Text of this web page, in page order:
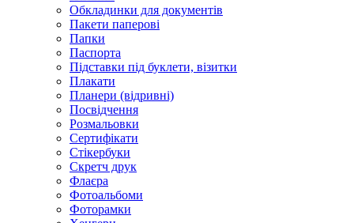
Обкладинки для документів
Пакети паперові
Папки
Паспорта
Підставки під буклети, візитки
Плакати
Планери (відривні)
Посвідчення
Розмальовки
Сертифікати
Стікербуки
Скретч друк
Флаєра
Фотоальбоми
Фоторамки